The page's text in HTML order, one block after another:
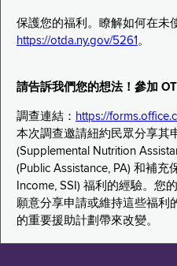
保護您的福利。瞭解如何在未
https://otda.ny.gov/5261 。
請告訴我們您的想法！參加
調查連結： https://
本次調查邀請紐約民眾分享其
(Supplemental Nutrition
(Public Assistance, PA) 和補充
Income, SSI) 福利的經驗。您
願意分享申請或維持這些福利
的重要援助計劃帶來改變。